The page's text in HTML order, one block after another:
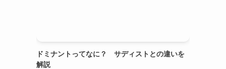
ドミナントってなに？ サディストとの違いを
解説